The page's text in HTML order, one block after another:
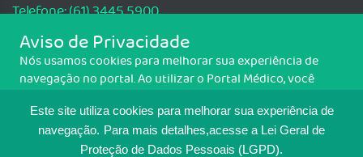
Este site utiliza cookies para melhorar sua experiência de
navegação. Para mais detalhes,acesse a Lei Geral de
Proteção de Dados Pessoais (LGPD).
Telefone: (61) 3445 5900
Email: cfm@portalmedico.org.br
SGAS 616, Conjunto D, Lote 115, L2 Sul, Brasília/DF - CEP: 70200-760 -
CNPJ: 33.583.550/0001-30
MAPA DO SITE
Aviso de Privacidade
Nós usamos cookies para melhorar sua experiência de
navegação no portal. Ao utilizar o Portal Médico, você
Para ter mais informações sobre como isso é feito, acesse
Política de cookies. Se você concorda, clique em ACEITO.